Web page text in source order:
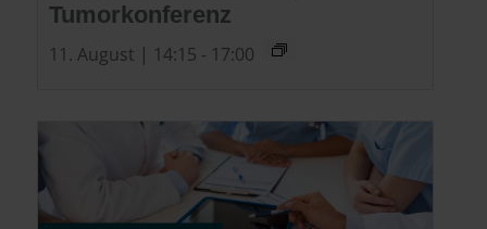
Tumorkonferenz
11. August | 14:15 - 17:00